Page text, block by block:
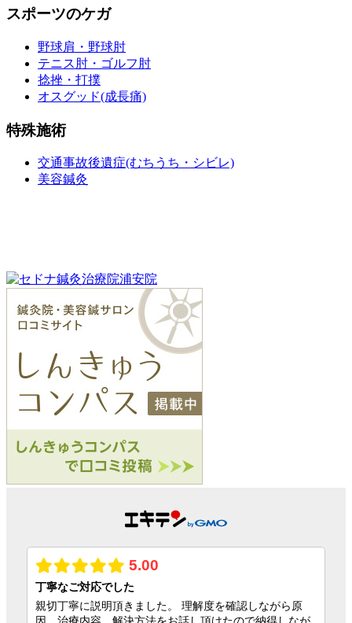
スポーツのケガ
野球肩・野球肘
テニス肘・ゴルフ肘
捻挫・打撲
オスグッド(成長痛)
特殊施術
交通事故後遺症(むちうち・シビレ)
美容鍼灸